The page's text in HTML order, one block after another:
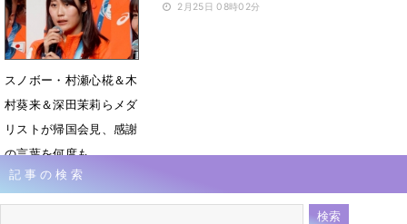
2月25日 08時11分 2月25日 08時02分
スノボー・村瀬心椛＆木
村葵来＆深田茉莉らメダ
リストが帰国会見、感謝
の言葉を何度も
2月25日 08時01分
記事の検索